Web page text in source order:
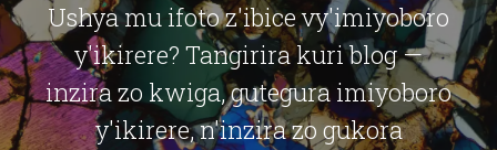
Ushya mu ifoto z'ibice vy'imiyoboro
y'ikirere? Tangirira kuri blog —
inzira zo kwiga, gutegura imiyoboro
y'ikirere, n'inzira zo gukora